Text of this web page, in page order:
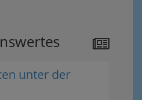
unter der